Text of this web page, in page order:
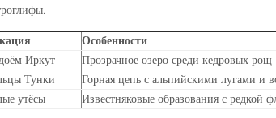
Особенности
Иркут
Прозрачное озеро среди кедровых рощ
Тунки
Горная цепь с альпийскими лугами и
утёсы
Известняковые образования с редкой